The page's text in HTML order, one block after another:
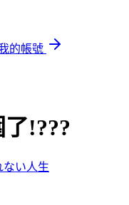
的帳號
!???
ない人生